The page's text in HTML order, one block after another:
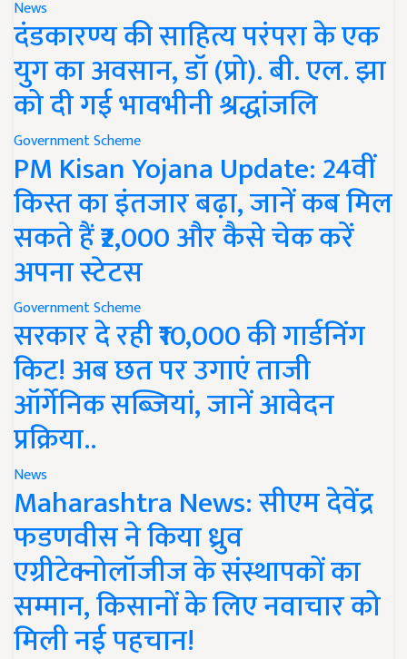
News
दंडकारण्य की साहित्य परंपरा के एक
युग का अवसान, डॉ (प्रो). बी. एल. झा
को दी गई भावभीनी श्रद्धांजलि
Government Scheme
PM Kisan Yojana Update: 24वीं
किस्त का इंतजार बढ़ा, जानें कब मिल
सकते हैं ₹2,000 और कैसे चेक करें
अपना स्टेटस
Government Scheme
सरकार दे रही ₹10,000 की गार्डनिंग
किट! अब छत पर उगाएं ताजी
ऑर्गेनिक सब्जियां, जानें आवेदन
प्रक्रिया..
News
Maharashtra News: सीएम देवेंद्र
फडणवीस ने किया ध्रुव
एग्रीटेक्नोलॉजीज के संस्थापकों का
सम्मान, किसानों के लिए नवाचार को
मिली नई पहचान!